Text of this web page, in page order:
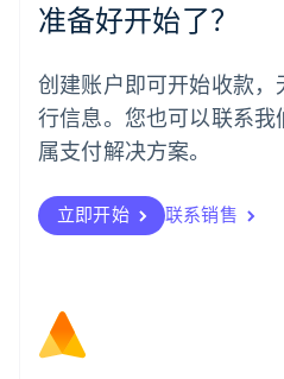
准备好开始了？
创建账户即可开始收款
行信息。您也可以联系
属支付解决方案。
立即开始 联系销售
挪威
葡萄牙
Português English
日本
日本語English
瑞典
瑞士
DeutschFrançais
English
斯洛文尼亚